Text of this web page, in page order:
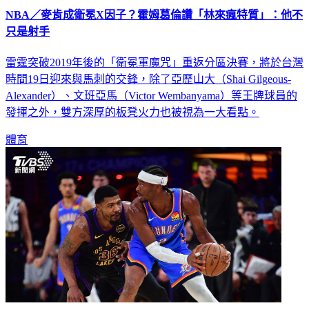
NBA／麥肯成衛冕X因子？霍姆葛倫讚「林來瘋特質」：他不
只是射手
雷霆突破2019年後的「衛冕軍魔咒」重返分區決賽，將於台灣
時間19日迎來與馬刺的交鋒，除了亞歷山大（Shai Gilgeous-
Alexander）、文班亞馬（Victor Wembanyama）等王牌球員的
發揮之外，雙方深厚的板凳火力也被視為一大看點。
體育